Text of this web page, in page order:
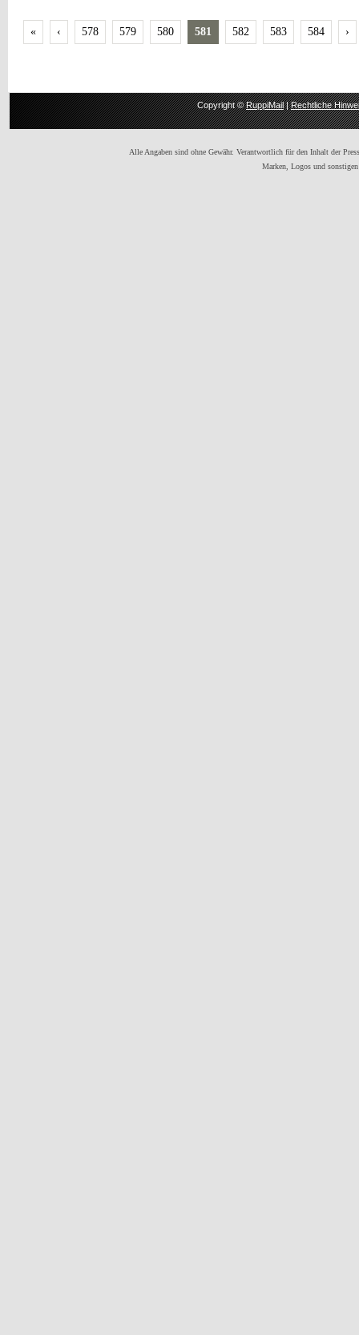
« ‹ 578 579 580 581 582 583 584 ›
Copyright ©RuppiMail|Rechtliche
Alle Angaben sind ohne Gewähr. Verantwortlich für den Inhalt der
Marken, Logos und